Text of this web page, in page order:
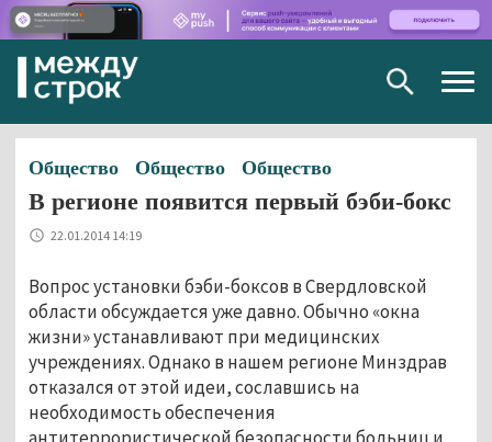
Общество Общество Общество
В регионе появится первый бэби-бокс
22.01.2014 14:19
Вопрос установки бэби-боксов в Свердловской
области обсуждается уже давно. Обычно «окна
жизни» устанавливают при медицинских
учреждениях. Однако в нашем регионе Минздрав
отказался от этой идеи, сославшись на
необходимость обеспечения